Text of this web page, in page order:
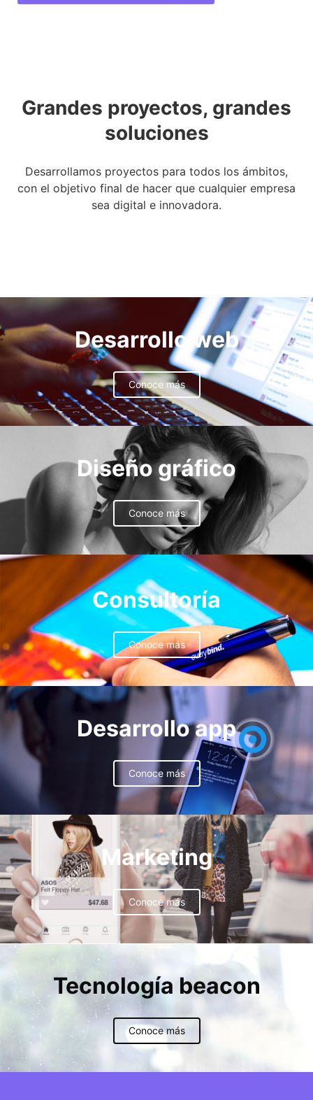
Grandes proyectos, grandes
soluciones
Desarrollamos proyectos para todos los ámbitos,
con el objetivo final de hacer que cualquier empresa
sea digital e innovadora.
Desarrollo web
Conoce más
Diseño gráfico
Conoce más
Consultoría
Conoce más
Desarrollo app
Conoce más
Marketing
Conoce más
Tecnología beacon
Conoce más